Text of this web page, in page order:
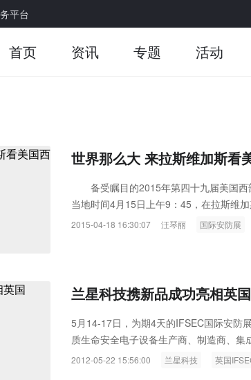
平台
首页 资讯 专题 活动
世界那么大 来拉斯维加斯看
备受瞩目的2015年第四十九届美国西
当地时间4月15日上午9：45，在拉斯维
2015-04-18 16:30:07 汪琴丽 国际安防展
兰星科技携新品成功亮相英
5月14-17日，为期4天的IFSEC国际安防
质生命安全电子设备生产商、制造商、
餮盛宴......
2012-05-22 15:56:00 兰星科技 英国
Raythink燧石技术：以红外技术，
空经济时代的智能安防新生态